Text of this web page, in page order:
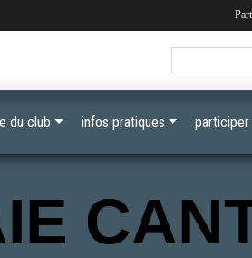
du club infos pratiques participer